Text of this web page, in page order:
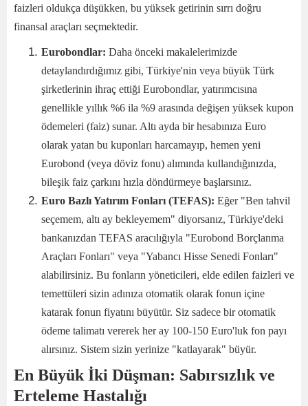
faizleri oldukça düşükken, bu yüksek getirinin sırrı doğru
finansal araçları seçmektedir.
Eurobondlar: Daha önceki makalelerimizde
detaylandırdığımız gibi, Türkiye'nin veya büyük Türk
şirketlerinin ihraç ettiği Eurobondlar, yatırımcısına
genellikle yıllık %6 ila %9 arasında değişen yüksek kupon
ödemeleri (faiz) sunar. Altı ayda bir hesabınıza Euro
olarak yatan bu kuponları harcamayıp, hemen yeni
Eurobond (veya döviz fonu) alımında kullandığınızda,
bileşik faiz çarkını hızla döndürmeye başlarsınız.
Euro Bazlı Yatırım Fonları (TEFAS): Eğer "Ben tahvil
seçemem, altı ay bekleyemem" diyorsanız, Türkiye'deki
bankanızdan TEFAS aracılığıyla "Eurobond Borçlanma
Araçları Fonları" veya "Yabancı Hisse Senedi Fonları"
alabilirsiniz. Bu fonların yöneticileri, elde edilen faizleri ve
temettüleri sizin adınıza otomatik olarak fonun içine
katarak fonun fiyatını büyütür. Siz sadece bir otomatik
ödeme talimatı vererek her ay 100-150 Euro'luk fon payı
alırsınız. Sistem sizin yerinize "katlayarak" büyür.
En Büyük İki Düşman: Sabırsızlık ve
Erteleme Hastalığı